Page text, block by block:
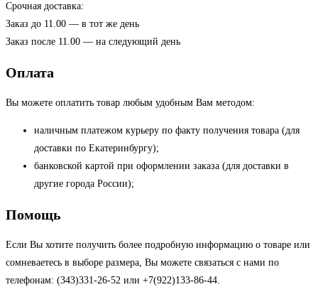
Срочная доставка:
Заказ до 11.00 — в тот же день
Заказ после 11.00 — на следующий день
Оплата
Вы можете оплатить товар любым удобным Вам методом:
наличным платежом курьеру по факту получения товара (для
доставки по Екатеринбургу);
банковской картой при оформлении заказа (для доставки в
другие города России);
Помощь
Если Вы хотите получить более подробную информацию о товаре или
сомневаетесь в выборе размера, Вы можете связаться с нами по
телефонам: (343)331-26-52 или +7(922)133-86-44.